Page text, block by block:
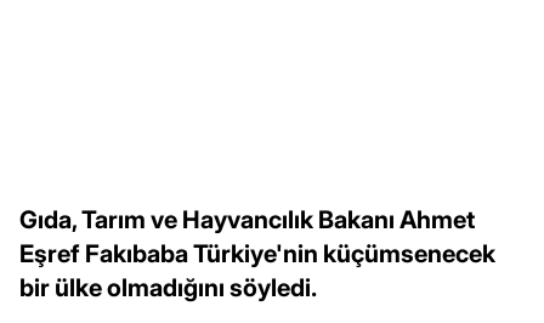
Gıda, Tarım ve Hayvancılık Bakanı Ahmet
Eşref Fakıbaba Türkiye'nin küçümsenecek
bir ülke olmadığını söyledi.